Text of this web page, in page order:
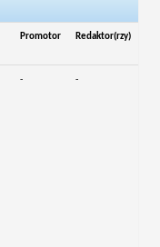
Promotor Redaktor(rzy)
- -